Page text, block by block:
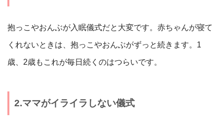
抱っこやおんぶが入眠儀式だと大変です。赤ちゃんが寝て
くれないときは、抱っこやおんぶがずっと続きます。1
歳、2歳もこれが毎日続くのはつらいです。
2.ママがイライラしない儀式